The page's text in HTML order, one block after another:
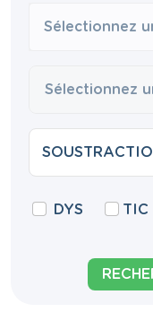
Sélectionnez
DYS TIC